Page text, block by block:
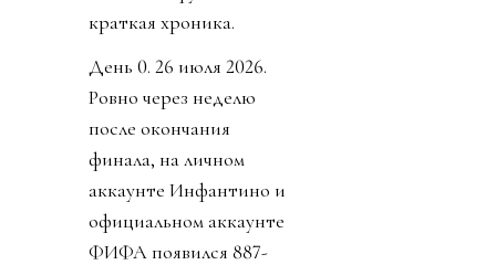
краткая хроника.
День 0. 26 июля 2026.
Ровно через неделю
после окончания
финала, на личном
аккаунте Инфантино и
официальном аккаунте
ФИФА появился 887-